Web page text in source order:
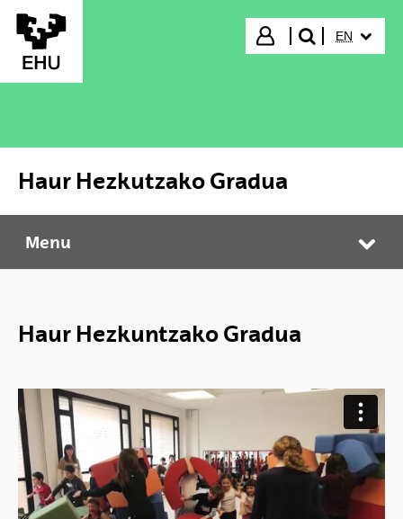
Skip to Main Content
Login
search"
EN
Haur Hezkutzako Gradua
Haur Hezkutzako Gradua
Menu
Haur Hezkuntzako Gradua